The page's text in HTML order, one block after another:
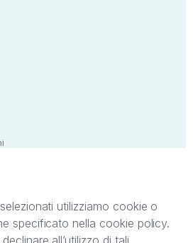
è di proprietà di StreetLib S.r.l.
utilizziamo cookie o
specificato nella cookie policy.
all’utilizzo di tali